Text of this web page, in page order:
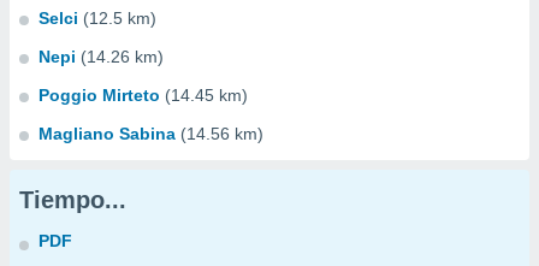
Selci (12.5 km)
Nepi (14.26 km)
Poggio Mirteto (14.45 km)
Magliano Sabina (14.56 km)
Tiempo...
PDF